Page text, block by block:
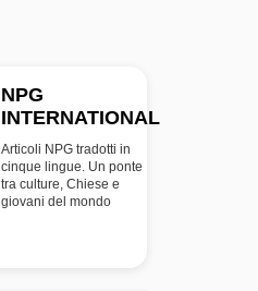
NPG
INTERNATIONAL
Articoli NPG tradotti in
cinque lingue. Un ponte
tra culture, Chiese e
giovani del mondo